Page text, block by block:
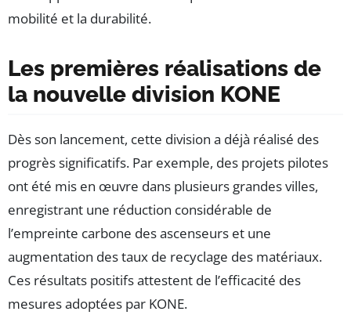
mobilité et la durabilité.
Les premières réalisations de
la nouvelle division KONE
Dès son lancement, cette division a déjà réalisé des
progrès significatifs. Par exemple, des projets pilotes
ont été mis en œuvre dans plusieurs grandes villes,
enregistrant une réduction considérable de
l’empreinte carbone des ascenseurs et une
augmentation des taux de recyclage des matériaux.
Ces résultats positifs attestent de l’efficacité des
mesures adoptées par KONE.